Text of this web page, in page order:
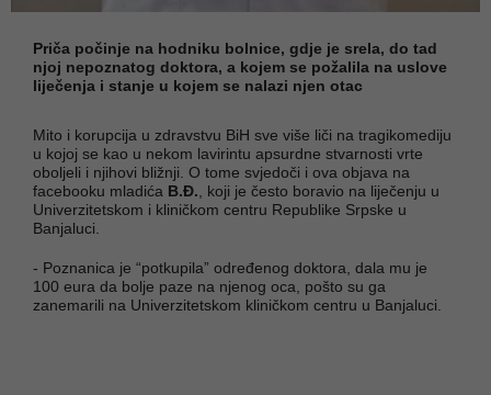
Priča počinje na hodniku bolnice, gdje je srela, do tad
njoj nepoznatog doktora, a kojem se požalila na uslove
liječenja i stanje u kojem se nalazi njen otac
Mito i korupcija u zdravstvu BiH sve više liči na tragikomediju
u kojoj se kao u nekom lavirintu apsurdne stvarnosti vrte
oboljeli i njihovi bližnji. O tome svjedoči i ova objava na
facebooku mladića B.Đ. , koji je često boravio na liječenju u
Univerzitetskom i kliničkom centru Republike Srpske u
Banjaluci.
- Poznanica je “potkupila” određenog doktora, dala mu je
100 eura da bolje paze na njenog oca, pošto su ga
zanemarili na Univerzitetskom kliničkom centru u Banjaluci.